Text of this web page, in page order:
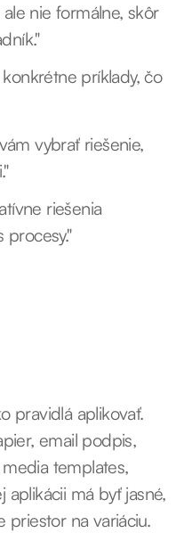
nie formálne, skôr
príklady, čo
vybrať riešenie,
riešenia
procesy."
pravidlá aplikovať.
email podpis,
templates,
aplikácii má byť jasné,
priestor na variáciu.